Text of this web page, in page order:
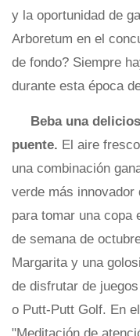
y la oportunidad de
Arboretum en el
de fondo? Siempre
durante esta época
Beba una
puente. El aire
una combinación
verde más innovador
para tomar una copa
de semana de
Margarita y una
de disfrutar de
o Putt-Putt Golf. En